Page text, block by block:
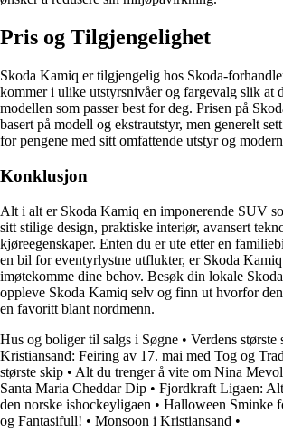
Pris og Tilgjengelighet
Skoda Kamiq er tilgjengelig hos Skoda-
kommer i ulike utstyrsnivåer og fargevalg slik at
modellen som passer best for deg. Prisen på
basert på modell og ekstrautstyr, men generelt
for pengene med sitt omfattende utstyr og
Konklusjon
Alt i alt er Skoda Kamiq en imponerende SUV
sitt stilige design, praktiske interiør, avansert
kjøreegenskaper. Enten du er ute etter en
en bil for eventyrlystne utflukter, er Skoda
imøtekomme dine behov. Besøk din lokale
oppleve Skoda Kamiq selv og finn ut hvorfor
en favoritt blant nordmenn.
Hus og boliger til salgs i Søgne • Verdens største
Kristiansand: Feiring av 17. mai med Tog og
største skip • Alt du trenger å vite om Nina
Santa Maria Cheddar Dip • Fjordkraft Ligaen:
den norske ishockeyligaen • Halloween Sminke
og Fantasifull! • Monsoon i Kristiansand •